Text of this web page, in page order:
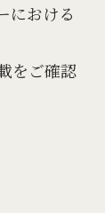
における
をご確認